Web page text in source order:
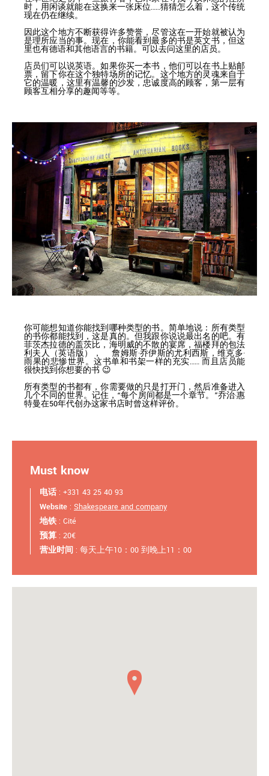
时，用闲谈就能在这换来一张床位……猜猜怎么着，这个传统
现在仍在继续。
因此这个地方不断获得许多赞誉，尽管这在一开始就被认为
是理所应当的事。现在，你能看到最多的书是英文书，但这
里也有德语和其他语言的书籍。可以去问这里的店员。
店员们可以说英语。如果你买一本书，他们可以在书上贴邮
票，留下你在这个独特场所的记忆。这个地方的灵魂来自于
它的温暖，这里有温馨的沙发，忠诚度高的顾客，第一层有
顾客互相分享的趣闻等等。
你可能想知道你能找到哪种类型的书。简单地说：所有类型
的书你都能找到，这是真的。但我跟你说说最出名的吧。有
菲茨杰拉德的盖茨比，海明威的不散的宴席，福楼拜的包法
利夫人（英语版）， 詹姆斯·乔伊斯的尤利西斯，维克多·
雨果的悲惨世界。这书单和书架一样的充实…… 而且店员能
很快找到你想要的书 😉
所有类型的书都有，你需要做的只是打开门，然后准备进入
几个不同的世界。记住，“每个房间都是一个章节。”乔治·惠
特曼在50年代创办这家书店时曾这样评价。
Must know
电话 : +331 43 25 40 93
Website : Shakespeare and company
地铁 : Cité
预算 : 20€
营业时间 : 每天上午10：00 到晚上11：00